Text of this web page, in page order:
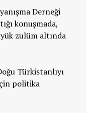
Derneği
konuşmada,
zulüm altında
Türkistanlıyı
politika